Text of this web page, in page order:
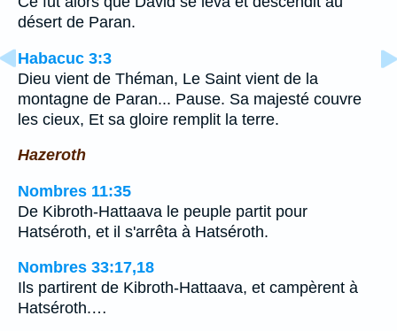
désert de Paran.
Habacuc 3:3
Dieu vient de Théman, Le Saint vient de la
montagne de Paran... Pause. Sa majesté couvre
les cieux, Et sa gloire remplit la terre.
Hazeroth
Nombres 11:35
De Kibroth-Hattaava le peuple partit pour
Hatséroth, et il s'arrêta à Hatséroth.
Nombres 33:17,18
Ils partirent de Kibroth-Hattaava, et campèrent à
Hatséroth.…